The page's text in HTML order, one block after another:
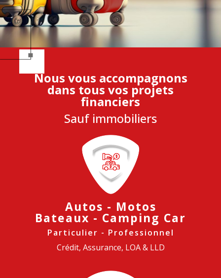
Nous vous accompagnons
dans tous vos projets
financiers
Sauf immobiliers
Autos - Motos
Bateaux - Camping Car
Particulier - Professionnel
Crédit, Assurance, LOA & LLD